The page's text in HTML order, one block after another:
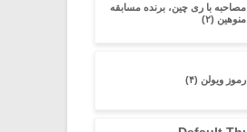
مصاحبه با ری چین، برنده مسابقه
منوهین (۲)
رموز ویولن (۴)